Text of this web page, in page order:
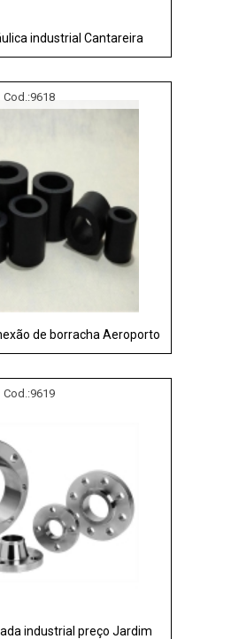
industrial Cantareira
Cod.:9618
de borracha Aeroporto
Cod.:9619
industrial preço Jardim